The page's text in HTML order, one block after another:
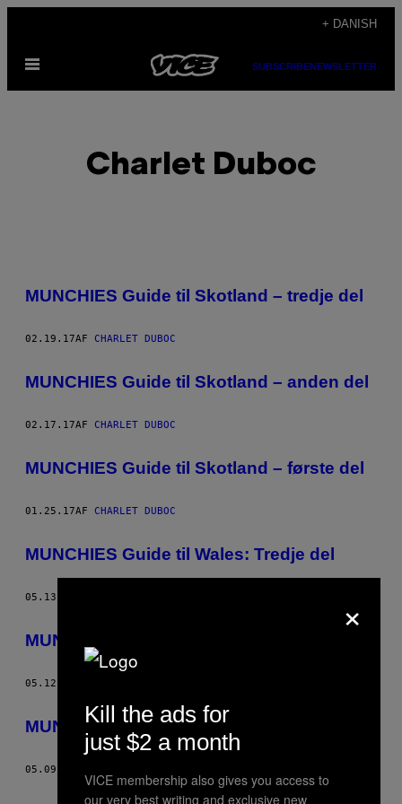
indhold
+ DANISH
Åbn
SUBSCRIBENEWSLETTER
Charlet Duboc
POSTS
THIS
AUTHOR
MUNCHIES Guide til Skotland – tredje del
02.19.17AF CHARLET DUBOC
MUNCHIES Guide til Skotland – anden del
02.17.17AF CHARLET DUBOC
MUNCHIES Guide til Skotland – første del
01.25.17AF CHARLET DUBOC
MUNCHIES Guide til Wales: Tredje del
05.13.16
MUNCHIES Guide til Wales: Anden del
05.12.16
MUNCHIES Guide til Wales: Første del
05.09.16
×
Kill the ads for
just $2 a month
VICE membership also gives you access to
our very best writing and exclusive new